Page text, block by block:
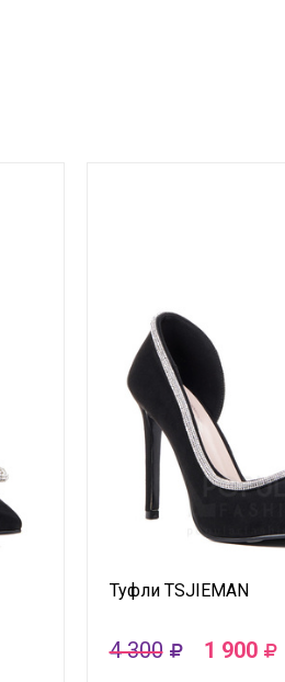
Туфли TSJIEMAN
4 300 1 900